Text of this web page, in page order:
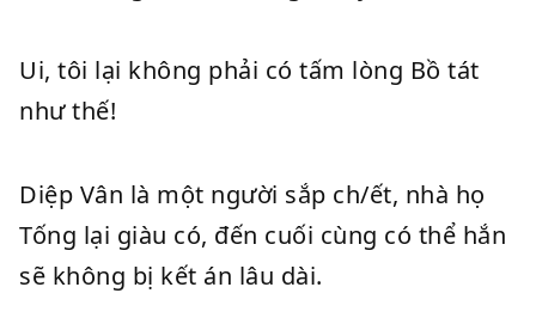
Ui, tôi lại không phải có tấm lòng Bồ tát
như thế!
Diệp Vân là một người sắp ch/ết, nhà họ
Tống lại giàu có, đến cuối cùng có thể hắn
sẽ không bị kết án lâu dài.